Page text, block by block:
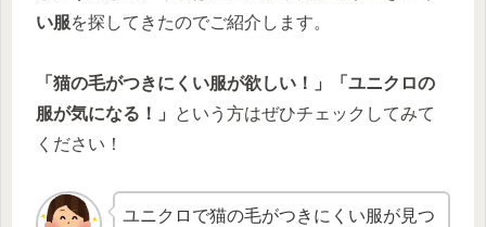
い服を探してきたのでご紹介します。
「猫の毛がつきにくい服が欲しい！」「ユニクロの
服が気になる！」
という方はぜひチェックしてみて
ください！
ユニクロで猫の毛がつきにくい服が見つ